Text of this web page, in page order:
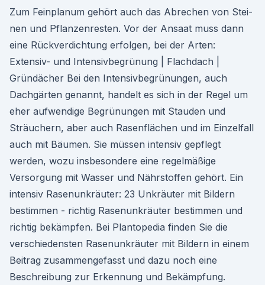
Zum Feinplanum gehört auch das Abrechen von Stei-
nen und Pflanzenresten. Vor der Ansaat muss dann
eine Rückverdichtung erfolgen, bei der Arten:
Extensiv- und Intensivbegrünung | Flachdach |
Gründächer Bei den Intensivbegrünungen, auch
Dachgärten genannt, handelt es sich in der Regel um
eher aufwendige Begrünungen mit Stauden und
Sträuchern, aber auch Rasenflächen und im Einzelfall
auch mit Bäumen. Sie müssen intensiv gepflegt
werden, wozu insbesondere eine regelmäßige
Versorgung mit Wasser und Nährstoffen gehört. Ein
intensiv Rasenunkräuter: 23 Unkräuter mit Bildern
bestimmen - richtig Rasenunkräuter bestimmen und
richtig bekämpfen. Bei Plantopedia finden Sie die
verschiedensten Rasenunkräuter mit Bildern in einem
Beitrag zusammengefasst und dazu noch eine
Beschreibung zur Erkennung und Bekämpfung.